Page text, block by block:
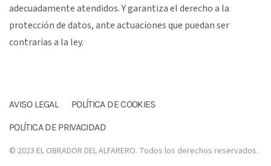
adecuadamente atendidos. Y garantiza el derecho a la
protección de datos, ante actuaciones que puedan ser
contrarias a la ley.
AVISO LEGAL
POLÍTICA DE COOKIES
POLÍTICA DE PRIVACIDAD
© 2023 EL OBRADOR DEL ALFARERO. Todos los derechos reservados.